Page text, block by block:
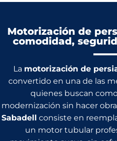
Motorización de
comodidad,
La motorización de
convertido en una de las
quienes buscan
modernización sin hacer
Sabadell consiste en
un motor tubular